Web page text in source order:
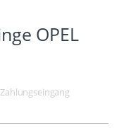
OPEL